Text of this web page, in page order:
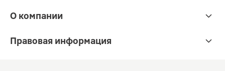
О компании
Правовая информация